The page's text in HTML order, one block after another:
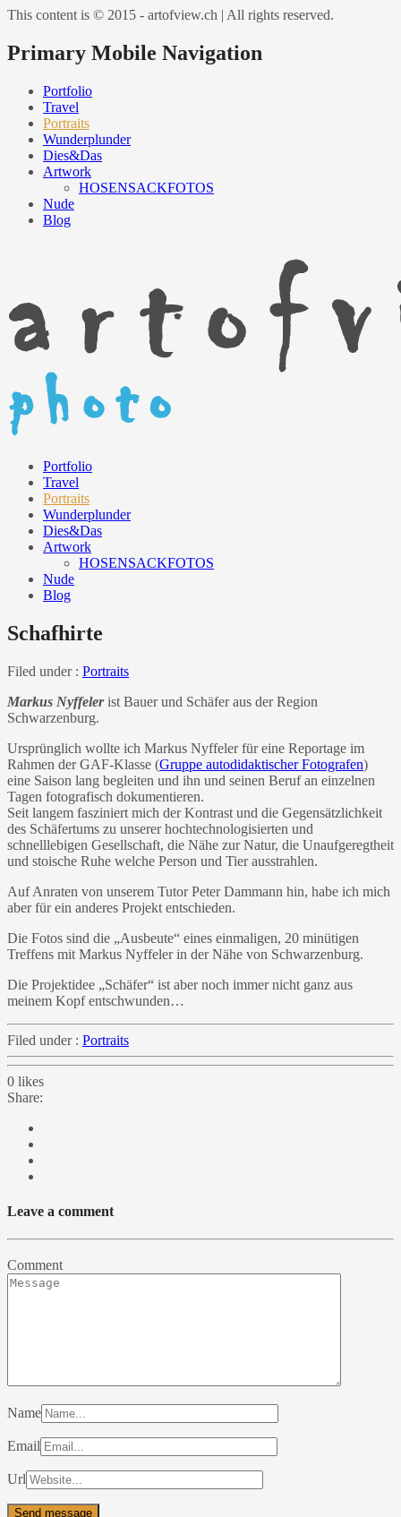
This content is © 2015 - artofview.ch | All rights reserved.
Primary Mobile Navigation
Portfolio
Travel
Portraits
Wunderplunder
Dies&Das
Artwork
HOSENSACKFOTOS
Nude
Blog
Portfolio
Travel
Portraits
Wunderplunder
Dies&Das
Artwork
HOSENSACKFOTOS
Nude
Blog
Schafhirte
Filed under : Portraits
Markus Nyffelerist Bauer und Schäfer aus der Region
Schwarzenburg.
Ursprünglich wollte ich Markus Nyffeler für eine Reportage im
Rahmen der GAF-Klasse (Gruppe autodidaktischer Fotografen)
eine Saison lang begleiten und ihn und seinen Beruf an einzelnen
Tagen fotografisch dokumentieren.
Seit langem fasziniert mich der Kontrast und die Gegensätzlichkeit
des Schäfertums zu unserer hochtechnologisierten und
schnelllebigen Gesellschaft, die Nähe zur Natur, die Unaufgeregtheit
und stoische Ruhe welche Person und Tier ausstrahlen.
Auf Anraten von unserem Tutor Peter Dammann hin, habe ich mich
aber für ein anderes Projekt entschieden.
Die Fotos sind die „Ausbeute“ eines einmaligen, 20 minütigen
Treffens mit Markus Nyffeler in der Nähe von Schwarzenburg.
Die Projektidee „Schäfer“ ist aber noch immer nicht ganz aus
meinem Kopf entschwunden…
Filed under : Portraits
0 likes
Share:
Leave a comment
Comment
Name
Email
Url